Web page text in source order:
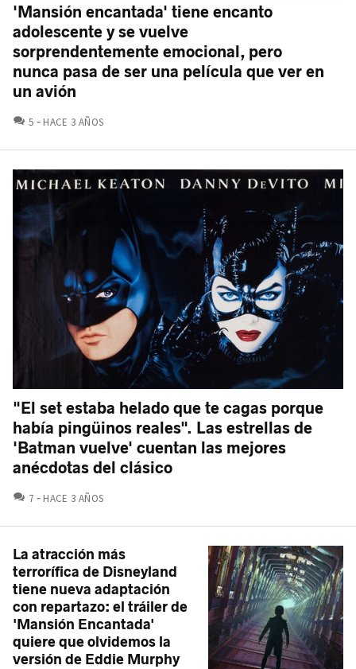
'Mansión encantada' tiene encanto
adolescente y se vuelve
sorprendentemente emocional, pero
nunca pasa de ser una película que ver en
un avión
5 COMENTARIOS
HACE 3 AÑOS
"El set estaba helado que te cagas porque
había pingüinos reales". Las estrellas de
'Batman vuelve' cuentan las mejores
anécdotas del clásico
7 COMENTARIOS
HACE 3 AÑOS
La atracción más
terrorífica de Disneyland
tiene nueva adaptación
con repartazo: el tráiler de
'Mansión Encantada'
quiere que olvidemos la
versión de Eddie Murphy